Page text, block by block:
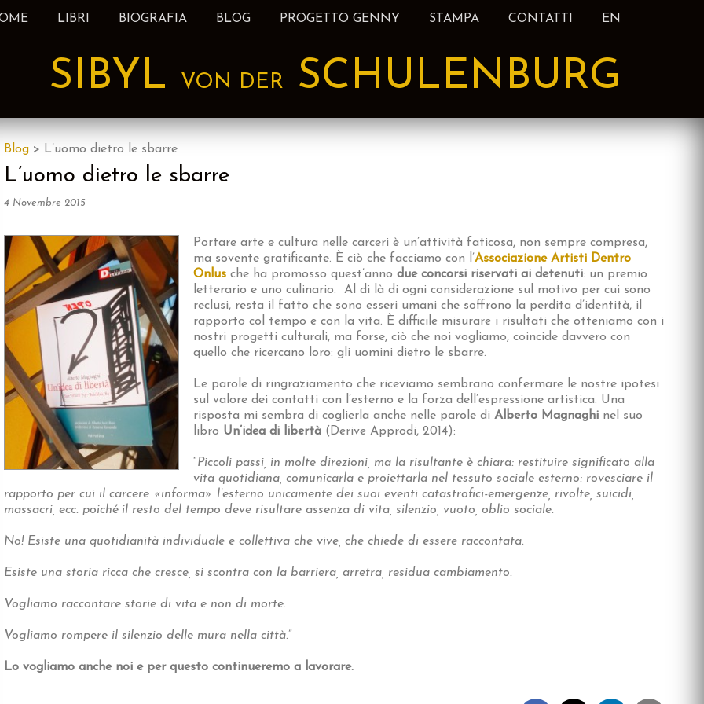
LIBRI BIOGRAFIA BLOG PROGETTO GENNY STAMPA CONTATTI EN
SIBYL VON DER SCHULENBURG
Blog > L’uomo dietro le sbarre
L’uomo dietro le sbarre
4 Novembre 2015
Portare arte e cultura nelle carceri è un’attività faticosa, non sempre compresa,
ma sovente gratificante. È ciò che facciamo con l’Associazione Artisti Dentro
Onlus che ha promosso quest’annodue concorsi riservati ai detenuti: un premio
letterario e uno culinario.Al di là di ogni considerazione sul motivo per cui sono
reclusi, resta il fatto che sono esseri umani che soffrono la perdita d’identità, il
rapporto col tempo e con la vita. È difficile misurare i risultati che otteniamo con i
nostri progetti culturali, ma forse, ciò che noi vogliamo, coincide davvero con
quello che ricercano loro: gli uomini dietro le sbarre.
Le parole di ringraziamento che riceviamo sembrano confermare le nostre ipotesi
sul valore dei contatti con l’esterno e la forza dell’espressione artistica. Una
risposta mi sembra di coglierla anche nelle parole diAlberto Magnaghi nel suo
libro Un’idea di libertà (Derive Approdi, 2014):
“Piccoli passi, in molte direzioni, ma la risultante è chiara: restituire significato alla
vita quotidiana, comunicarla e proiettarla nel tessuto sociale esterno: rovesciare il
rapporto per cui il carcere «informa» l’esterno unicamente dei suoi eventi catastrofici-emergenze, rivolte, suicidi,
massacri, ecc. poiché il resto del tempo deve risultare assenza di vita, silenzio, vuoto, oblio sociale.
No! Esiste una quotidianità individuale e collettiva che vive, che chiede di essere raccontata.
Esiste una storia ricca che cresce, si scontra con la barriera, arretra, residua cambiamento.
Vogliamo raccontare storie di vita e non di morte.
Vogliamo rompere il silenzio delle mura nella città.”
Lo vogliamo anche noi e per questo continueremo a lavorare.